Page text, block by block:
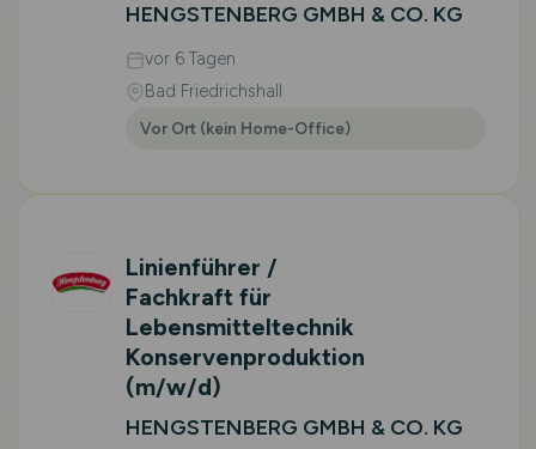
HENGSTENBERG GMBH & CO. KG
vor 6 Tagen
Bad Friedrichshall
Vor Ort (kein Home-Office)
Linienführer /
Fachkraft für
Lebensmitteltechnik
Konservenproduktion
(m/w/d)
HENGSTENBERG GMBH & CO. KG